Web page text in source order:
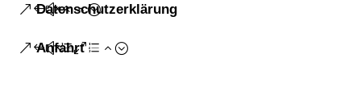
Datenschutzerklärung
Anfahrt